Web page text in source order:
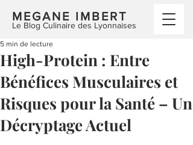
MEGANE IMBERT
Le Blog Culinaire des Lyonnaises
High-Protein : Entre
Bénéfices Musculaires et
Risques pour la Santé – Un
Décryptage Actuel
5 min de lecture